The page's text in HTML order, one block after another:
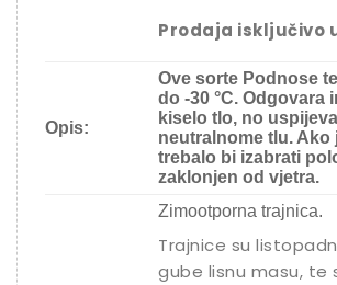
Prodaja isključivo
Opis:
Ove sorte Podnose
do -30 °C. Odgovara
kiselo tlo, no
neutralnome tlu. Ako
trebalo bi izabrati
zaklonjen od vjetra.
Zimootporna trajnica.
Trajnice su
gube lisnu masu, te